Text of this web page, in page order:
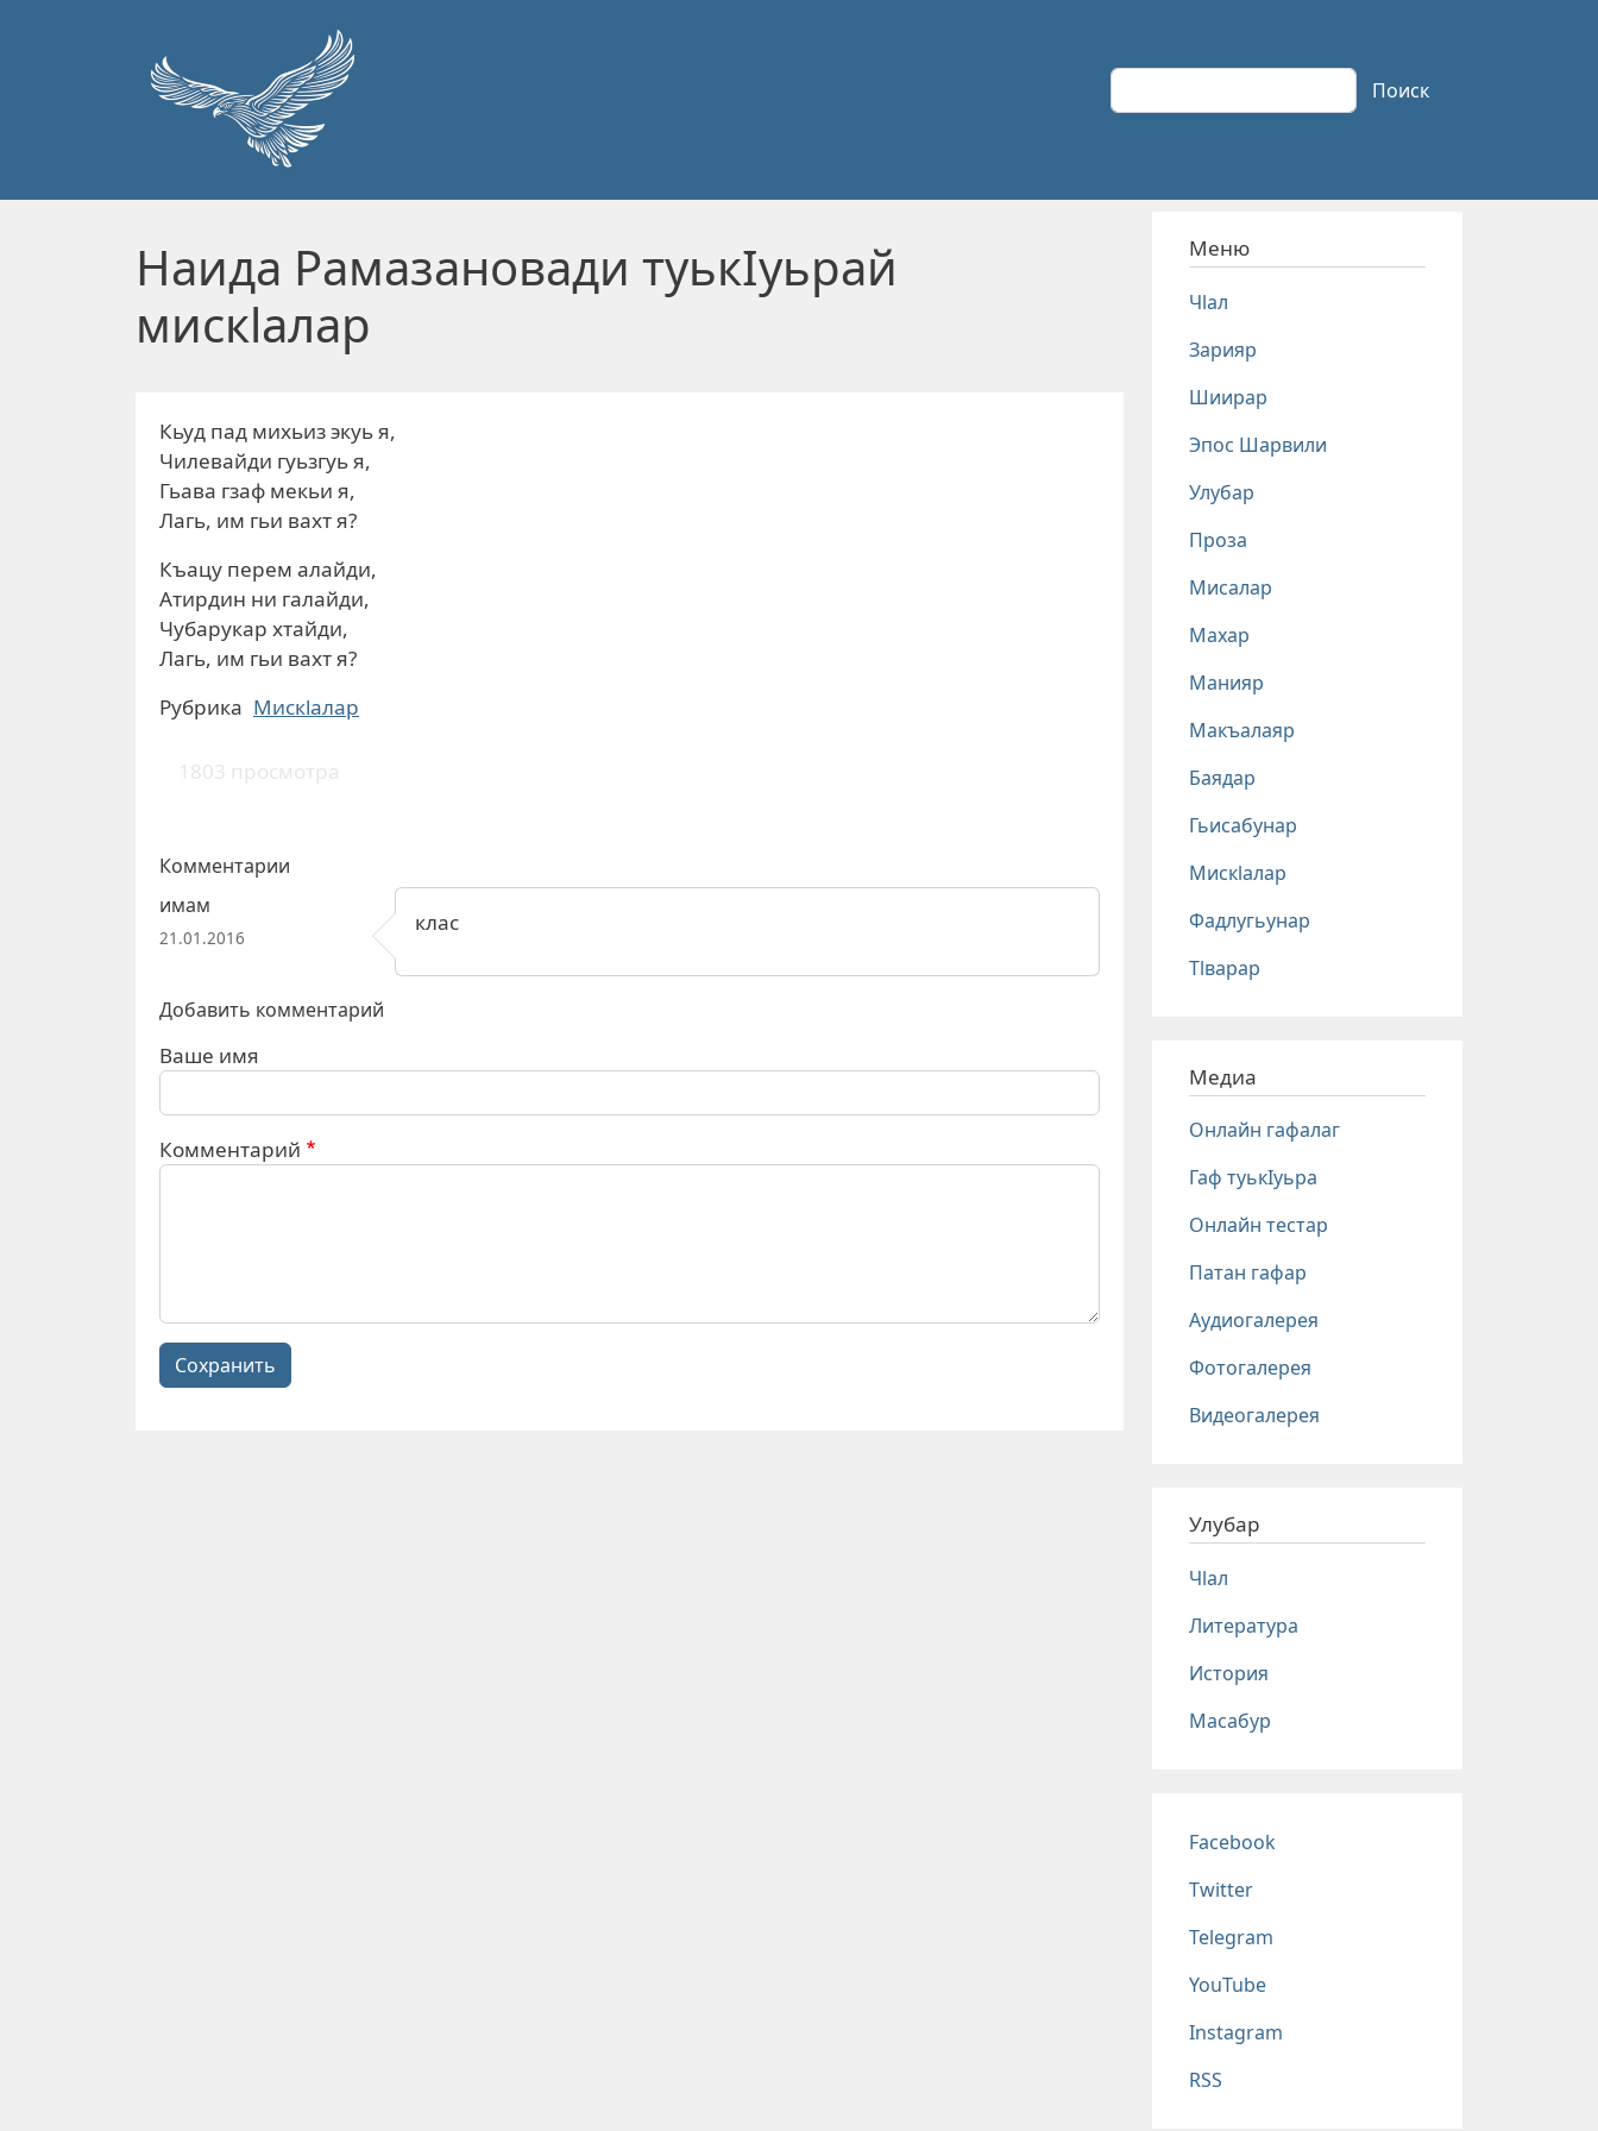
Поиск Поиск
Наида Рамазановади туькIуьрай
мискlалар
Кьуд пад михьиз экуь я,
Чилевайди гуьзгуь я,
Гьава гзаф мекьи я,
Лагь, им гьи вахт я?
Къацу перем алайди,
Атирдин ни галайди,
Чубарукар хтайди,
Лагь, им гьи вахт я?
Рубрика Мискlалар
1803 просмотра
Комментарии
имам
21.01.2016
клас
Добавить комментарий
Ваше имя
Комментарий
Сохранить
Меню
Чlал
Зарияр
Шиирар
Эпос Шарвили
Улубар
Проза
Мисалар
Махар
Манияр
Макъалаяр
Баядар
Гьисабунар
Мискlалар
Фадлугьунар
Тlварар
Медиа
Онлайн гафалаг
Гаф туькIуьра
Онлайн тестар
Патан гафар
Аудиогалерея
Фотогалерея
Видеогалерея
Улубар
Чlал
Литература
История
Масабур
Соц сети
Facebook
Twitter
Telegram
YouTube
Instagram
RSS